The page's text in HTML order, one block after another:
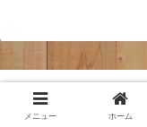
メニュー ホーム